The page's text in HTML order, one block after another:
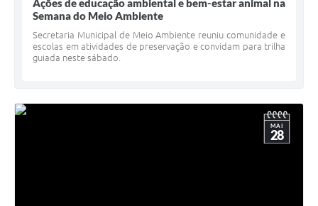
Ações de educação ambiental e bem-estar animal na
Semana do Meio Ambiente
Secretaria Municipal de Meio Ambiente reuniu comunidade e
escolas em atividades de preservação e convidam para trilha
guiada neste sábado.
MAI
28